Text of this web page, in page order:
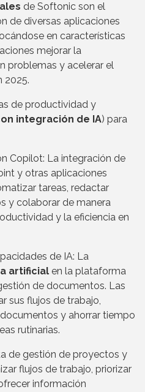
de Softonic son el
de diversas aplicaciones
en características
mejorar la
problemas y acelerar el
2025.
de productividad y
integración de IA) para
Copilot: La integración de
y otras aplicaciones
tareas, redactar
y colaborar de manera
y la eficiencia en
de IA: La
artificial en la plataforma
de documentos. Las
sus flujos de trabajo,
y ahorrar tiempo
rutinarias.
de gestión de proyectos y
flujos de trabajo, priorizar
información